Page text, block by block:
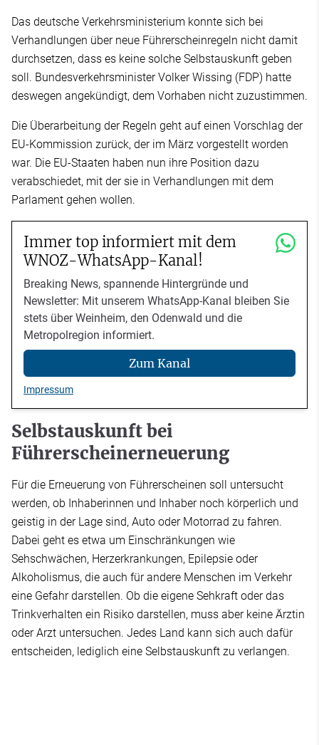
Das deutsche Verkehrsministerium konnte sich bei
Verhandlungen über neue Führerscheinregeln nicht damit
durchsetzen, dass es keine solche Selbstauskunft geben
soll. Bundesverkehrsminister Volker Wissing (FDP) hatte
deswegen angekündigt, dem Vorhaben nicht zuzustimmen.
Die Überarbeitung der Regeln geht auf einen Vorschlag der
EU-Kommission zurück, der im März vorgestellt worden
war. Die EU-Staaten haben nun ihre Position dazu
verabschiedet, mit der sie in Verhandlungen mit dem
Parlament gehen wollen.
Immer top informiert mit dem
WNOZ-WhatsApp-Kanal!
Breaking News, spannende Hintergründe und
Newsletter: Mit unserem WhatsApp-Kanal bleiben Sie
stets über Weinheim, den Odenwald und die
Metropolregion informiert.
Zum Kanal
Impressum
Selbstauskunft bei
Führerscheinerneuerung
Für die Erneuerung von Führerscheinen soll untersucht
werden, ob Inhaberinnen und Inhaber noch körperlich und
geistig in der Lage sind, Auto oder Motorrad zu fahren.
Dabei geht es etwa um Einschränkungen wie
Sehschwächen, Herzerkrankungen, Epilepsie oder
Alkoholismus, die auch für andere Menschen im Verkehr
eine Gefahr darstellen. Ob die eigene Sehkraft oder das
Trinkverhalten ein Risiko darstellen, muss aber keine Ärztin
oder Arzt untersuchen. Jedes Land kann sich auch dafür
entscheiden, lediglich eine Selbstauskunft zu verlangen.